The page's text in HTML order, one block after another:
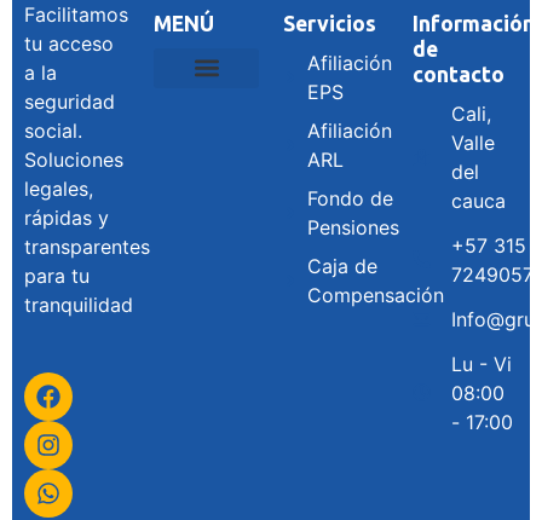
Facilitamos
tu acceso
a la
seguridad
social.
Soluciones
legales,
rápidas y
transparentes
para tu
tranquilidad
MENÚ Servicios
Afiliación
EPS
Afiliación
ARL
Fondo de
Pensiones
Caja de
Compensación
Información
de
contacto
Cali,
Valle
del
cauca
+57 315
7249057
Lu - Vi
08:00
- 17:00